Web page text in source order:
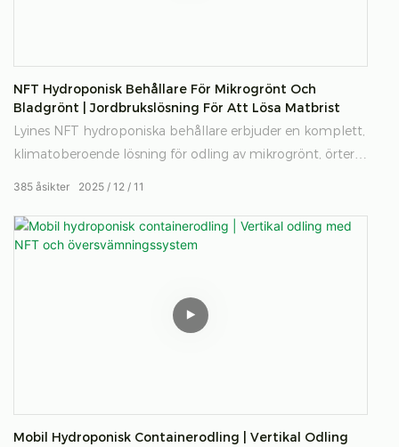
NFT Hydroponisk Behållare För Mikrogrönt Och
Bladgrönt | Jordbrukslösning För Att Lösa Matbrist
Lyines NFT hydroponiska behållare erbjuder en komplett,
klimatoberoende lösning för odling av mikrogrönt, örter
lokal produktion och levererar hög avkastning, låg
resursförbrukning och pålitlig prestanda var som helst i
2025 12 11
385 åsikter
Mobil Hydroponisk Containerodling | Vertikal Odling